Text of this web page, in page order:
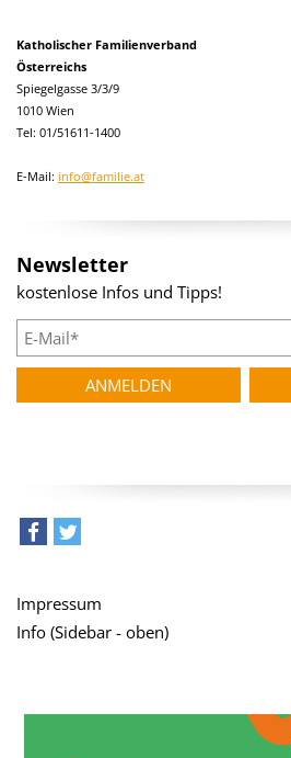
Katholischer Familienverband
Österreichs
Spiegelgasse 3/3/9
1010 Wien
Tel: 01/51611-1400
E-Mail: info@familie.at
Newsletter
kostenlose Infos und Tipps!
Impressum
Info (Sidebar - oben)